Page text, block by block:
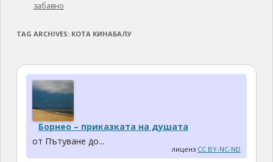
забавно
TAG ARCHIVES: КОТА КИНАБАЛУ
Борнео – приказката на душата
от Пътуване до...
лиценз CC BY-NC-ND